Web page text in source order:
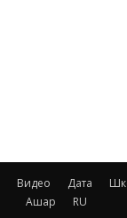
Видео Дата
Ашар
RU